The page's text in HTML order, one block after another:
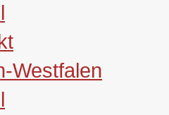
Westfalen